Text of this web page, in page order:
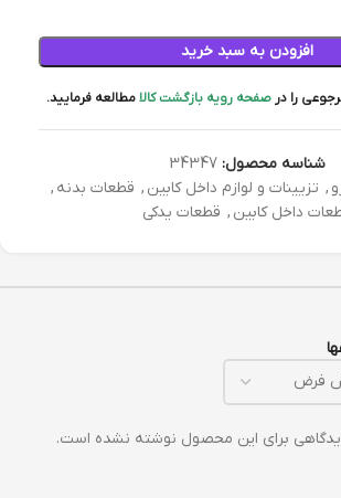
افزودن به سبد خرید
را درصفحه رویه بازگشت کالامطالعه فرمایید.
شناسه محصول: 34347
, تزیینات و لوازم داخل کابین , قطعات بدنه ,
داخل کابین , قطعات یدکی
برای این محصول نوشته نشده است.